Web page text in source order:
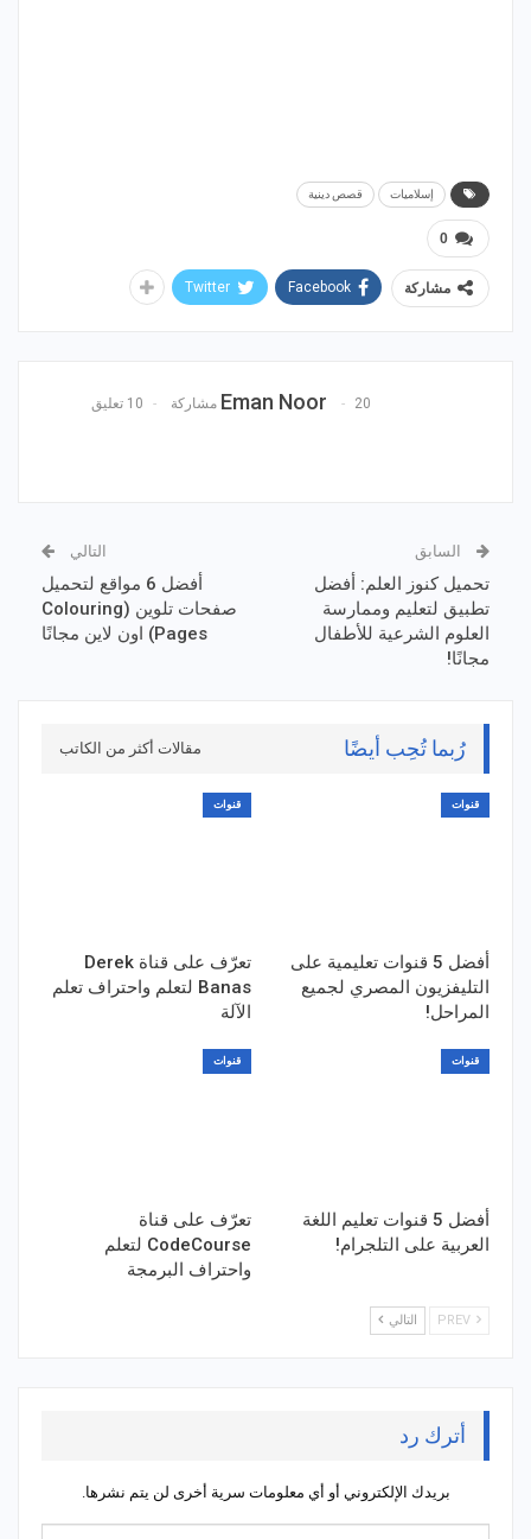
إسلاميات قصص دينية
0
مشاركة Facebook
Twitter
Eman Noor 20 مشاركة 10 تعليق
السابق
تحميل كنوز العلم: أفضل
تطبيق لتعليم وممارسة
العلوم الشرعية للأطفال
مجانًا!
التالي
أفضل 6 مواقع لتحميل
صفحات تلوين (Colouring
Pages) اون لاين مجانًا
رُبما تُحِب أيضًا مقالات أكثر من الكاتب
قنوات
أفضل 5 قنوات تعليمية على
التليفزيون المصري لجميع
المراحل!
قنوات
تعرّف على قناة Derek
Banas لتعلم واحتراف تعلم
الآلة
قنوات
أفضل 5 قنوات تعليم اللغة
العربية على التلجرام!
قنوات
تعرّف على قناة
CodeCourse لتعلم
واحتراف البرمجة
التالي
أترك رد
بريدك الإلكتروني أو أي معلومات سرية أخرى لن يتم نشرها.